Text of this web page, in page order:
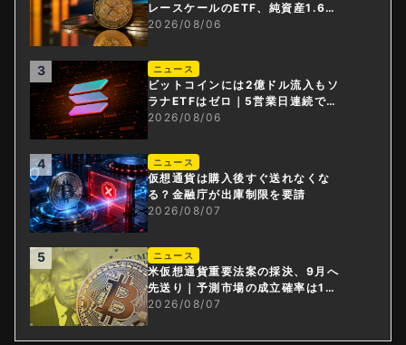
レースケールのETF、純資産1.6億
ドル減
2026/08/06
3 ニュース
ビットコインには2億ドル流入もソ
ラナETFはゼロ｜5営業日連続で停
止
2026/08/06
4 ニュース
仮想通貨は購入後すぐ送れなくな
る？金融庁が出庫制限を要請
2026/08/07
5 ニュース
米仮想通貨重要法案の採決、9月へ
先送り｜予測市場の成立確率は1
4%に
2026/08/07